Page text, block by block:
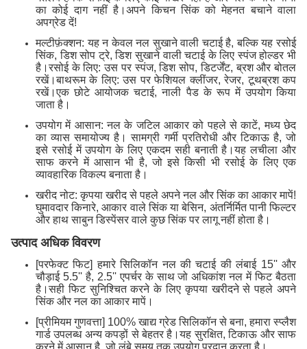
का कोई दाग नहीं है।अपने किचन सिंक को मेहनत बचाने वाला
अपग्रेड दें!
मल्टीफ़ंक्शन: यह न केवल नल सुखाने वाली चटाई है, बल्कि यह रसोई
सिंक, डिश सोप ट्रे, डिश सुखाने वाली चटाई के लिए स्पंज होल्डर भी
है।रसोई के लिए: उस पर स्पंज, डिश सोप, डिटर्जेंट, ब्रश और बोतल
रखें।बाथरूम के लिए: उस पर फेशियल क्लींजर, रेजर, टूथब्रश कप
रखें।एक छोटे आयोजक चटाई, नाली पैड के रूप में उपयोग किया
जाता है।
उपयोग में आसान: नल के जटिल आकार को पहले से काटें, मध्य छेद
का व्यास समायोज्य है। सामग्री गर्मी प्रतिरोधी और टिकाऊ है, जो
इसे रसोई में उपयोग के लिए एकदम सही बनाती है।यह लचीला और
साफ करने में आसान भी है, जो इसे किसी भी रसोई के लिए एक
व्यावहारिक विकल्प बनाता है।
खरीद नोट: कृपया खरीद से पहले अपने नल और सिंक का आकार मापें!
घुमावदार किनारे, आकार वाले सिंक या बेसिन, अंतर्निर्मित पानी फिल्टर
और हाथ साबुन डिस्पेंसर वाले कुछ सिंक पर लागू नहीं होता है।
उत्पाद अधिक विवरण
[परफेक्ट फिट] हमारे सिलिकॉन नल की चटाई की लंबाई 15'' और
चौड़ाई 5.5'' है, 2.5'' एपर्चर के साथ जो अधिकांश नल में फिट बैठता
है।सही फिट सुनिश्चित करने के लिए कृपया खरीदने से पहले अपने
सिंक और नल का आकार मापें।
[प्रीमियम गुणवत्ता] 100% खाद्य ग्रेड सिलिकॉन से बना, हमारा स्प्लैश
गार्ड उपलब्ध अन्य कपड़ों से बेहतर है।यह सुरक्षित, टिकाऊ और साफ
करने में आसान है, जो लंबे समय तक उपयोग प्रदान करता है।